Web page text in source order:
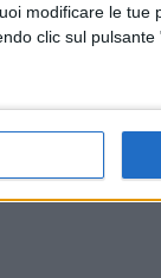
modificare le
clic sul pulsante
7 AGOSTO 2026
"Aperitivo